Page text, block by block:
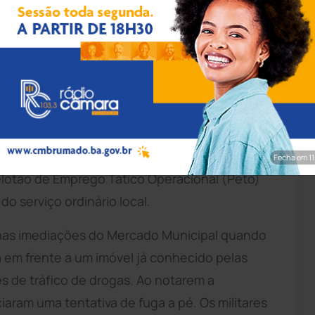
na apreensão de uma expressiva
um suspeito na noite desta segunda-feira
região daChapada Diamantina. A
de Emprego Tático Operacional (Peto)
serviço ordinário local.
imediações do Mercado Municipal quando
frente a um imóvel já conhecido pelas
de tráfico de drogas. Ao notarem a
uma tentativa de fuga a pé. Os militares
Fecha em